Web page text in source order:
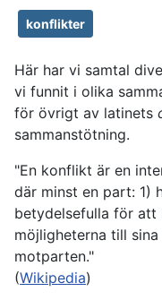
konflikter
Här har vi samtal
vi funnit i olika
för övrigt av latinets
sammanstötning.
"En konflikt är en
där minst en part: 1)
betydelsefulla för att
möjligheterna till
motparten."
(Wikipedia)